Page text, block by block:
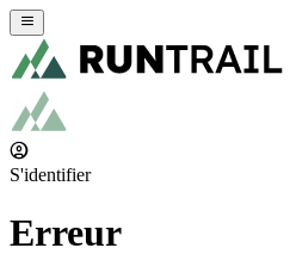
S'identifier
Erreur